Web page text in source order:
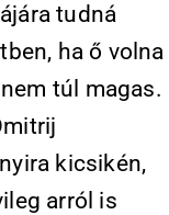
tudná
ha ő volna
túl magas.
kicsikén,
arról is